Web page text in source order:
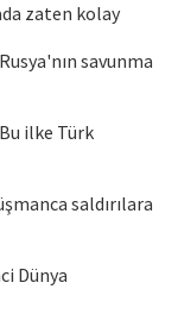
zaten kolay
savunma
ilke Türk
saldırılara
Dünya